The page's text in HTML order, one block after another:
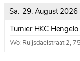
Sa., 29. August 2026
Turnier HKC Hengelo
Wo: Ruijsdaelstraat 2,